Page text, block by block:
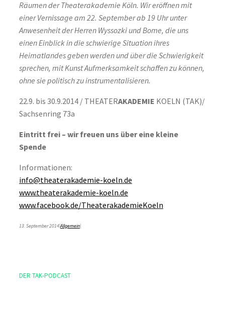
Räumen der Theaterakademie Köln. Wir eröffnen mit
einer Vernissage am 22. September ab 19 Uhr unter
Anwesenheit der Herren Wyssozki und Bome, die uns
einen Einblick in die schwierige Situation ihres
Heimatlandes geben werden und über die Schwierigkeit
sprechen, mit Kunst Aufmerksamkeit schaffen zu können,
ohne sie politisch zu instrumentalisieren.
22.9. bis 30.9.2014 / THEATERAKADEMIE KOELN (TAK)/
Sachsenring 73a
Eintritt frei – wir freuen uns über eine kleine
Spende
Informationen:
info@theaterakademie-koeln.de
www.theaterakademie-koeln.de
www.facebook.de/TheaterakademieKoeln
13. September 2014|Allgemein|
DER TAK-PODCAST